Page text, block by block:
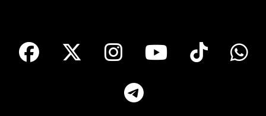
facebook Instagram
Youtube
Tik